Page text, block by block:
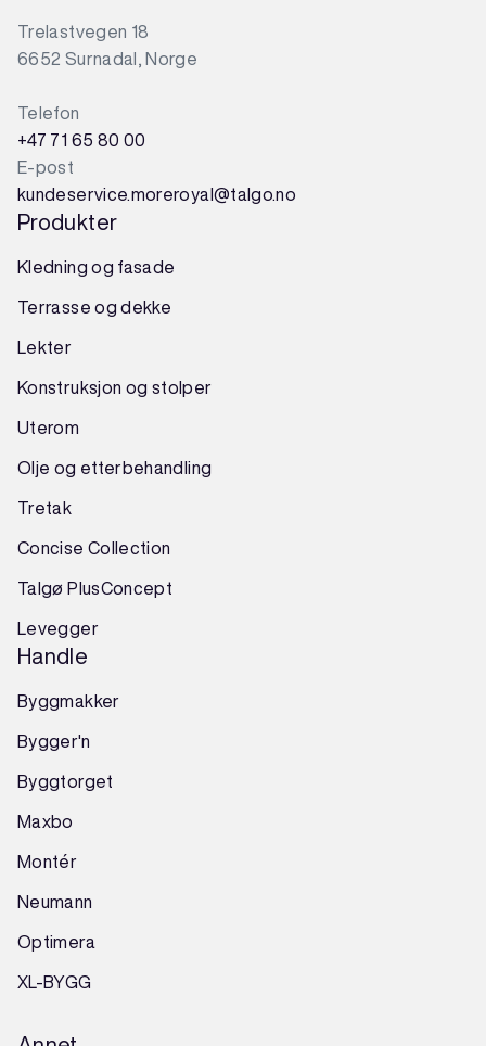
Trelastvegen 18
6652 Surnadal, Norge
Telefon
+47 71 65 80 00
E-post
kundeservice.moreroyal@talgo.no
Produkter
Kledning og fasade
Terrasse og dekke
Lekter
Konstruksjon og stolper
Uterom
Olje og etterbehandling
Tretak
Concise Collection
Talgø PlusConcept
Levegger
Handle
Byggmakker
Bygger'n
Byggtorget
Maxbo
Montér
Neumann
Optimera
XL-BYGG